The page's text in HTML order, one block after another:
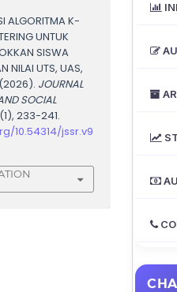
ALGORITMA K-
UNTUK
SISWA
NILAI UTS, UAS,
JOURNAL
SOCIAL
(1), 233-241.
10.54314/jssr.v9